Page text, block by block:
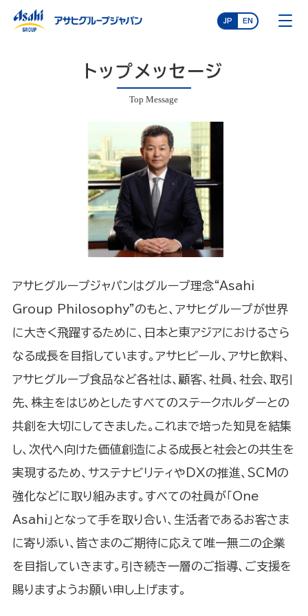
JP EN
トップメッセージ
Top Message
アサヒグループジャパンはグループ理念“Asahi
Group Philosophy”のもと、アサヒグループが世界
に大きく飛躍するために、日本と東アジアにおけるさら
なる成長を目指しています。アサヒビール、アサヒ飲料、
アサヒグループ食品など各社は、顧客、社員、社会、取引
先、株主をはじめとしたすべてのステークホルダーとの
共創を大切にしてきました。これまで培った知見を結集
し、次代へ向けた価値創造による成長と社会との共生を
実現するため、サステナビリティやDXの推進、SCMの
強化などに取り組みます。すべての社員が「One
Asahi」となって手を取り合い、生活者であるお客さま
に寄り添い、皆さまのご期待に応えて唯一無二の企業
を目指していきます。引き続き一層のご指導、ご支援を
賜りますようお願い申し上げます。